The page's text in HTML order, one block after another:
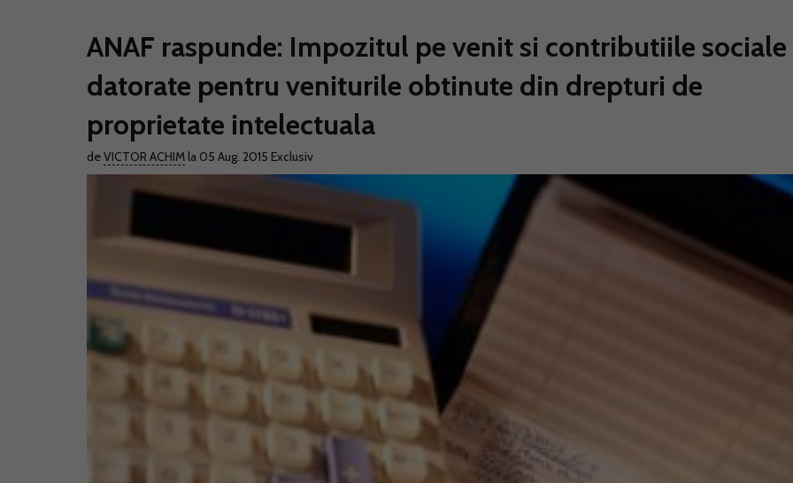
ANAF raspunde: Impozitul pe venit si contributiile sociale
datorate pentru veniturile obtinute din drepturi de
proprietate intelectuala
deVICTOR ACHIM la 05 Aug. 2015 Exclusiv